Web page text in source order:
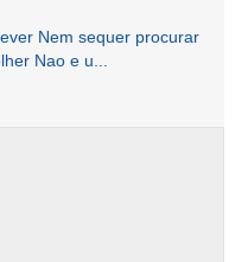
Nem sequer procurar
Nao e u...